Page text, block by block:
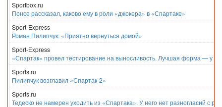
Sportbox.ru
Понсе рассказал, каково ему в роли «джокера» в «Спартаке»
Sport-Express
Роман Пилипчук: «Приятно вернуться домой»
Sport-Express
«Спартак» провел тестирование на выносливость. Лучшая форма — у
Sports.ru
Пилипчук возглавил «Спартак-2»
Sports.ru
Тедеско не намерен уходить из «Спартака». У него нет разногласий с